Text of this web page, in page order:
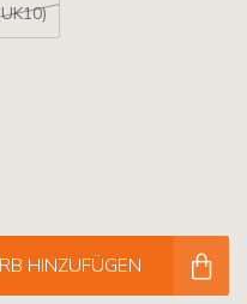
HINZUFÜGEN